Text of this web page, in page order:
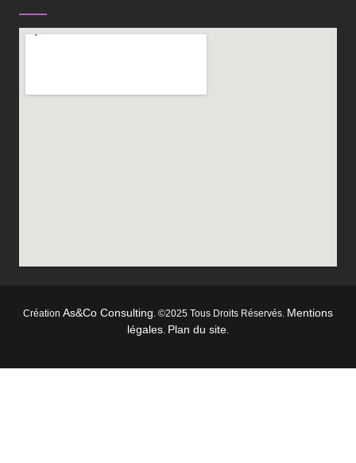
Création As&Co Consulting. ©2025 Tous Droits Réservés. Mentions
légales. Plan du site.